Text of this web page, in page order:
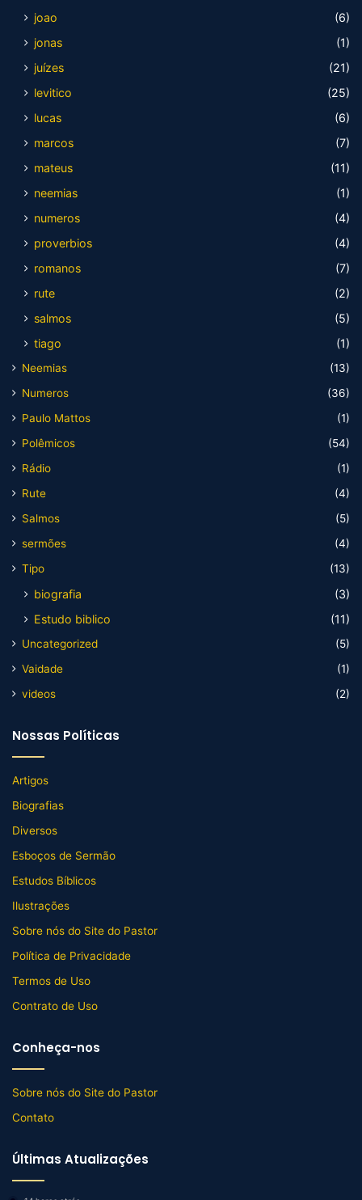
joao
(6)
jonas
(1)
juízes
(21)
levitico
(25)
lucas
(6)
marcos
(7)
mateus
(11)
neemias
(1)
numeros
(4)
proverbios
(4)
romanos
(7)
rute
(2)
salmos
(5)
tiago
(1)
Neemias
(13)
Numeros
(36)
Paulo Mattos
(1)
Polêmicos
(54)
Rádio
(1)
Rute
(4)
Salmos
(5)
sermões
(4)
Tipo
(13)
biografia
(3)
Estudo biblico
(11)
Uncategorized
(5)
Vaidade
(1)
videos
(2)
Nossas Políticas
Artigos
Biografias
Diversos
Esboços de Sermão
Estudos Bíblicos
Ilustrações
Sobre nós do Site do Pastor
Política de Privacidade
Termos de Uso
Contrato de Uso
Conheça-nos
Sobre nós do Site do Pastor
Contato
Últimas Atualizações